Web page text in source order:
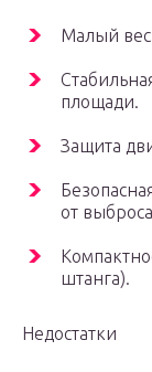
Малый
площади.
Защита
от
штанга).
Недостатки